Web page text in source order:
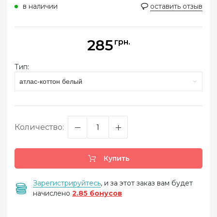
в наличии
оставить отзыв
285 грн.
Тип:
атлас-коттон белый
Количество:
Купить
Зарегистрируйтесь, и за этот заказ вам будет
начислено 2.85 бонусов